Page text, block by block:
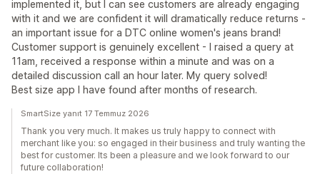
implemented it, but I can see customers are already engaging
with it and we are confident it will dramatically reduce returns -
an important issue for a DTC online women's jeans brand!
Customer support is genuinely excellent - I raised a query at
11am, received a response within a minute and was on a
detailed discussion call an hour later. My query solved!
Best size app I have found after months of research.
SmartSize yanıt 17 Temmuz 2026
Thank you very much. It makes us truly happy to connect with
merchant like you: so engaged in their business and truly wanting the
best for customer. Its been a pleasure and we look forward to our
future collaboration!